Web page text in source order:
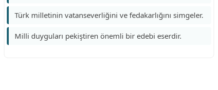
Türk milletinin vatanseverliğini ve fedakarlığını simgeler.
Milli duyguları pekiştiren önemli bir edebi eserdir.